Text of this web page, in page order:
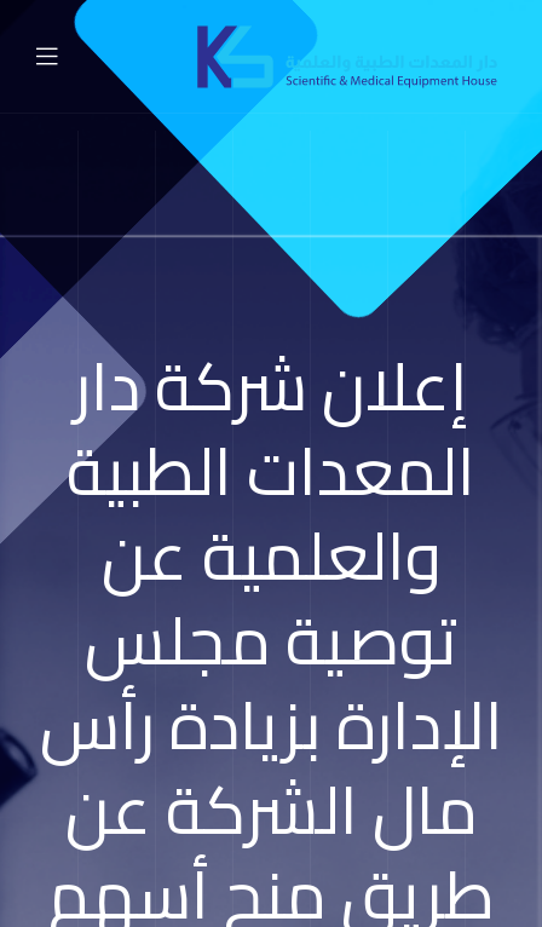
إعلان شركة دار
المعدات الطبية
والعلمية عن
توصية مجلس
الإدارة بزيادة رأس
مال الشركة عن
طريق منح أسهم